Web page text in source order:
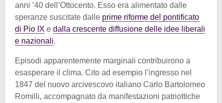
anni ’40 dell’Ottocento. Esso era alimentato dalle
speranze suscitate dalle prime riforme del pontificato
di Pio IX e dalla crescente diffusione delle idee liberali
e nazionali.
Episodi apparentemente marginali contribuirono a
esasperare il clima. Cito ad esempio l’ingresso nel
1847 del nuovo arcivescovo italiano Carlo Bartolomeo
Romilli, accompagnato da manifestazioni patriottiche